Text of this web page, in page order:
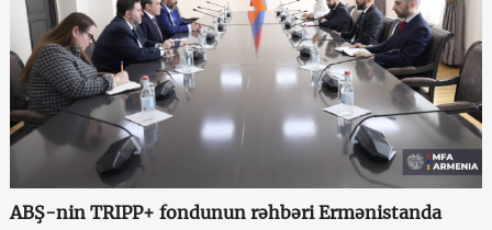
ABŞ-nin TRIPP+ fondunun rəhbəri Ermənistanda